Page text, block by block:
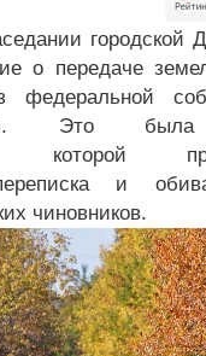
городской
о передаче
федеральной
Это была
которой
и
чиновников.